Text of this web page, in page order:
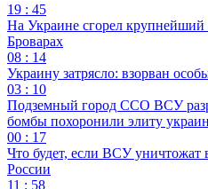
19 : 45
На Украине сгорел крупнейший
Броварах
08 : 14
Украину затрясло: взорван
03 : 10
Подземный город ССО ВСУ
бомбы похоронили элиту
00 : 17
Что будет, если ВСУ уничтожат
России
11 : 58